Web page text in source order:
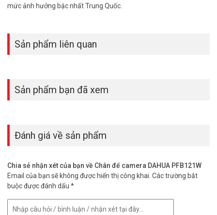
mức ảnh hưởng bậc nhất Trung Quốc.
Sản phẩm liên quan
Sản phẩm bạn đã xem
Đánh giá về sản phẩm
Chia sẻ nhận xét của bạn về Chân đế camera DAHUA PFB121W
Email của bạn sẽ không được hiển thị công khai. Các trường bắt
buộc được đánh dấu *